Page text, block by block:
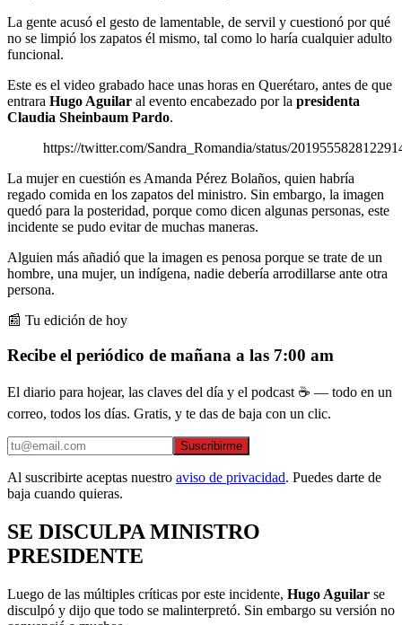
La gente acusó el gesto de lamentable, de servil y cuestionó por qué
no se limpió los zapatos él mismo, tal como lo haría cualquier adulto
funcional.
Este es el video grabado hace unas horas en Querétaro, antes de que
entrara Hugo Aguilar al evento encabezado por la presidenta
Claudia Sheinbaum Pardo.
https://twitter.com/Sandra_Romandia/status/
La mujer en cuestión es Amanda Pérez Bolaños, quien habría
regado comida en los zapatos del ministro. Sin embargo, la imagen
quedó para la posteridad, porque como dicen algunas personas, este
incidente se pudo evitar de muchas maneras.
Alguien más añadió que la imagen es penosa porque se trate de un
hombre, una mujer, un indígena, nadie debería arrodillarse ante otra
persona.
📰 Tu edición de hoy
Recibe el periódico de mañana a las 7:00 am
El diario para hojear, las claves del día y el podcast ☕ — todo en un
correo, todos los días. Gratis, y te das de baja con un clic.
Suscribirme
Al suscribirte aceptas nuestro aviso de privacidad. Puedes darte de
baja cuando quieras.
SE DISCULPA MINISTRO
PRESIDENTE
Luego de las múltiples críticas por este incidente, Hugo Aguilar se
disculpó y dijo que todo se malinterpretó. Sin embargo su versión no